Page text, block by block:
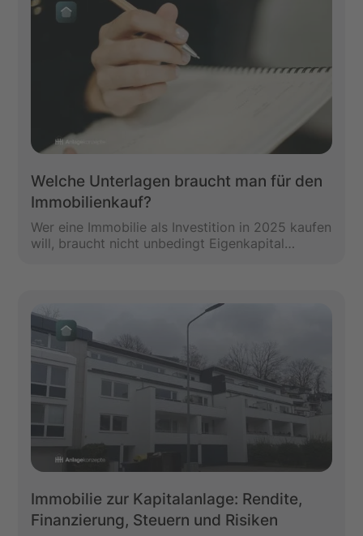
Welche Unterlagen braucht man für den
Immobilienkauf?
Wer eine Immobilie als Investition in 2025 kaufen
will, braucht nicht unbedingt Eigenkapital
Immobilie zur Kapitalanlage: Rendite,
Finanzierung, Steuern und Risiken